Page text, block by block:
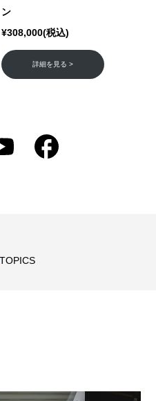
ン
¥308,000(税込)
詳細を見る >
TOPICS